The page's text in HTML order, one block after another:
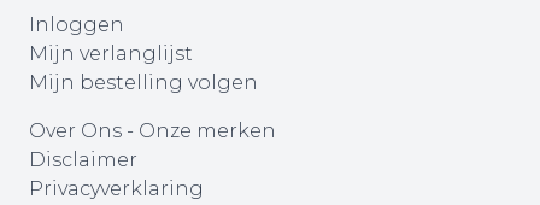
Inloggen
Mijn verlanglijst
Mijn bestelling volgen
Over Ons - Onze merken
Disclaimer
Privacyverklaring